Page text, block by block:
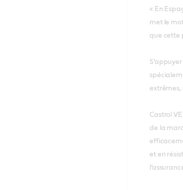
« En
met le
que cette
Castrol
de la
et en